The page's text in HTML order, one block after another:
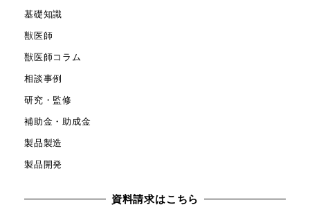
基礎知識
獣医師
獣医師コラム
相談事例
研究・監修
補助金・助成金
製品製造
製品開発
資料請求はこちら